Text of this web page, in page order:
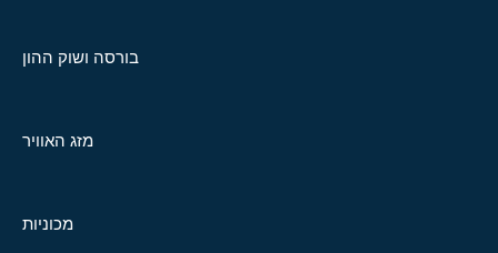
בורסה ושוק ההון
מזג האוויר
מכוניות